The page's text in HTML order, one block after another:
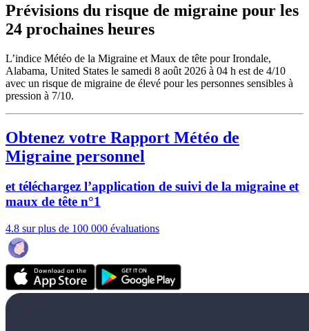
Prévisions du risque de migraine pour les
24 prochaines heures
L’indice Météo de la Migraine et Maux de tête pour Irondale,
Alabama, United States le samedi 8 août 2026 à 04 h est de 4/10
avec un risque de migraine de élevé pour les personnes sensibles à
pression à 7/10.
Obtenez votre Rapport Météo de
Migraine personnel
et téléchargez l’application de suivi de la migraine et
maux de tête n°1
4.8 sur plus de 100 000 évaluations